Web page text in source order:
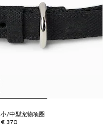
小/中型宠物项圈
€ 370